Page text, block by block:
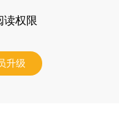
读权限
升级